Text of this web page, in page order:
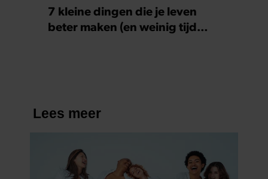
7 kleine dingen die je leven
beter maken (en weinig tijd